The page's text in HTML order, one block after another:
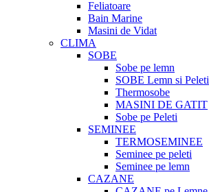
Feliatoare
Bain Marine
Masini de Vidat
CLIMA
SOBE
Sobe pe lemn
SOBE Lemn si Peleti
Thermosobe
MASINI DE GATIT
Sobe pe Peleti
SEMINEE
TERMOSEMINEE
Seminee pe peleti
Seminee pe lemn
CAZANE